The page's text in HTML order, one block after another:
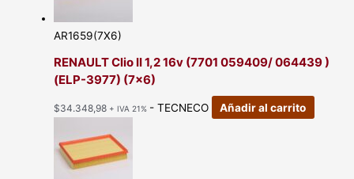
AR1659(7X6)
RENAULT Clio II 1,2 16v (7701 059409/ 064439 )
(ELP-3977) (7×6)
$34.348,98 + IVA 21% - TECNECO Añadir al carrito